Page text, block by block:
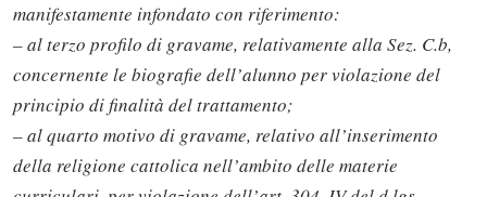
manifestamente infondato con riferimento:
– al terzo profilo di gravame, relativamente alla Sez. C.b,
concernente le biografie dell’alunno per violazione del
principio di finalità del trattamento;
– al quarto motivo di gravame, relativo all’inserimento
della religione cattolica nell’ambito delle materie